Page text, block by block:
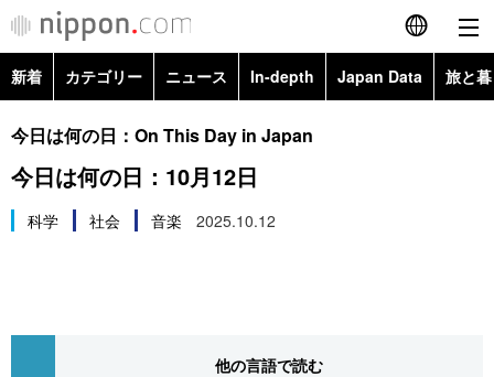
English
カテゴリー
経済・ビジネス
トップ
In-depth
新着 カテゴリー ニュース In-depth Japan Data 旅と
政治・外交
経済・ビジネス
今日は何の日：On This Day in Japan
今日は何の日：10月12日
科学 社会 音楽 2025.10.12
他の言語で読む